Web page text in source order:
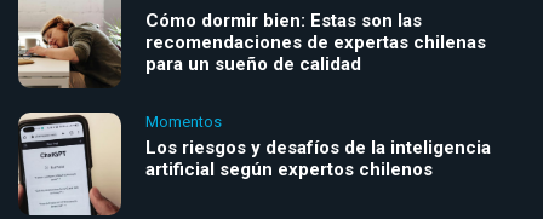
Cómo dormir bien: Estas son las
recomendaciones de expertas chilenas
para un sueño de calidad
Momentos
Los riesgos y desafíos de la inteligencia
artificial según expertos chilenos